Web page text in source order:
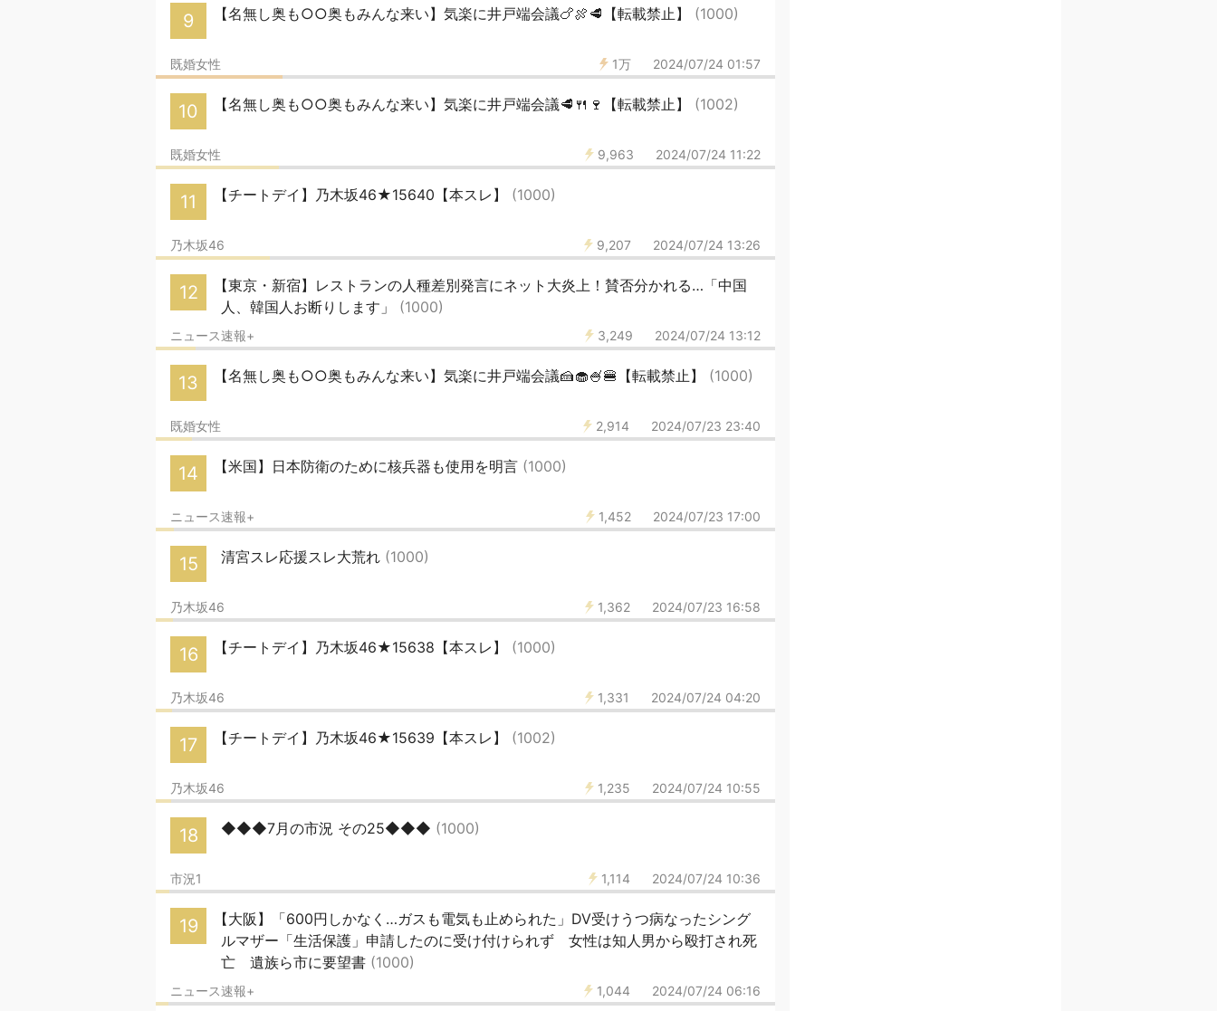
9 【名無し奥も○○奥もみんな来い】気楽に井戸端会議🍗🍖🥩【転載禁止】 (1000)
1万 2024/07/24 01:57
既婚女性
10 【名無し奥も○○奥もみんな来い】気楽に井戸端会議🥩🍴🍷【転載禁止】 (1002)
9,963 2024/07/24 11:22
既婚女性
11 【チートデイ】乃木坂46★15640【本スレ】 (1000)
9,207 2024/07/24 13:26
乃木坂46
12
【東京・新宿】レストランの人種差別発言にネット大炎上！賛否分かれる…「中国
人、韓国人お断りします」 (1000)
3,249 2024/07/24 13:12
ニュース速報+
13 【名無し奥も○○奥もみんな来い】気楽に井戸端会議🍰🧁🍧🍔【転載禁止】 (1000)
2,914 2024/07/23 23:40
既婚女性
14 【米国】日本防衛のために核兵器も使用を明言 (1000)
1,452 2024/07/23 17:00
ニュース速報+
15 清宮スレ応援スレ大荒れ (1000)
1,362 2024/07/23 16:58
乃木坂46
16 【チートデイ】乃木坂46★15638【本スレ】 (1000)
1,331 2024/07/24 04:20
乃木坂46
17 【チートデイ】乃木坂46★15639【本スレ】 (1002)
1,235 2024/07/24 10:55
乃木坂46
18 ◆◆◆7月の市況 その25◆◆◆ (1000)
1,114 2024/07/24 10:36
市況1
19
【大阪】「600円しかなく…ガスも電気も止められた」DV受けうつ病なったシング
ルマザー「生活保護」申請したのに受け付けられず 女性は知人男から殴打され死
亡 遺族ら市に要望書 (1000)
1,044 2024/07/24 06:16
ニュース速報+